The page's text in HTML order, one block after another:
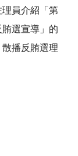
員介紹「第
選宣導」的
播反賄選理